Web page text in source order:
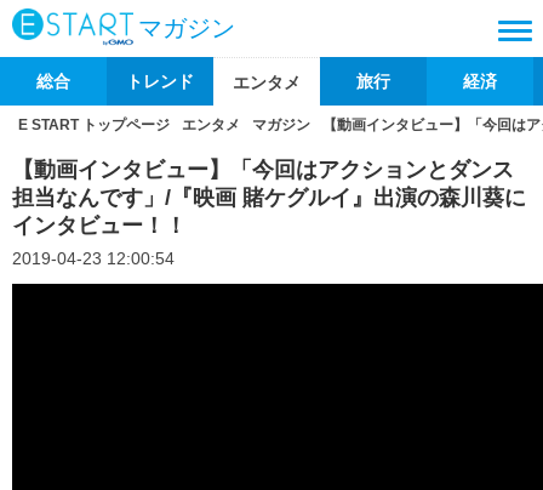
マガジン
総合 トレンド エンタメ 旅行 経済
E START トップページ エンタメ マガジン 【動画インタビュー】「今回は
【動画インタビュー】「今回はアクションとダンス
担当なんです」/『映画 賭ケグルイ』出演の森川葵に
インタビュー！！
2019-04-23 12:00:54